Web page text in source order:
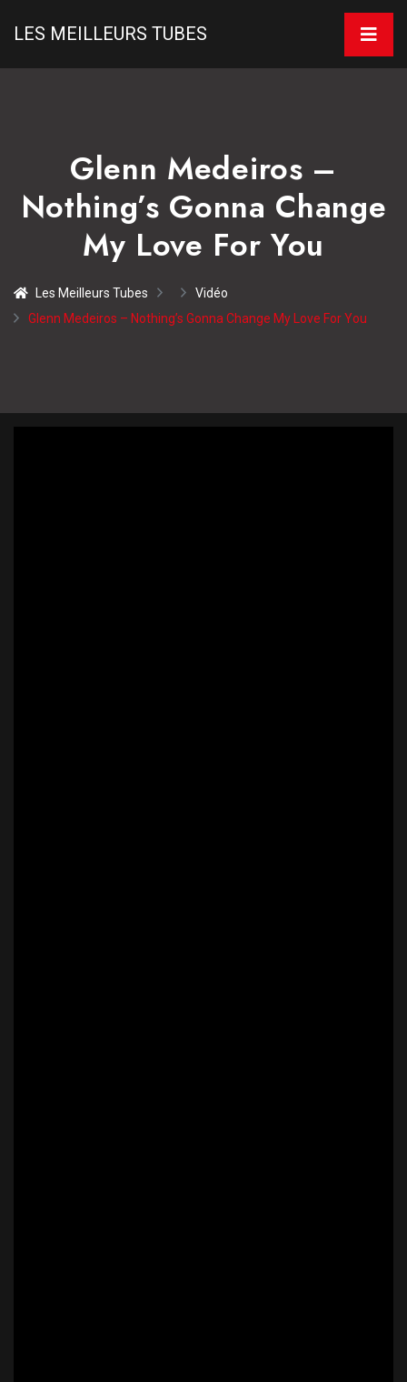
LES MEILLEURS TUBES
Glenn Medeiros –
Nothing’s Gonna Change
My Love For You
Les Meilleurs Tubes
Vidéo
Glenn Medeiros – Nothing’s Gonna Change My Love For You